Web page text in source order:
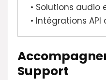
• Solutions audio
• Intégrations
Support